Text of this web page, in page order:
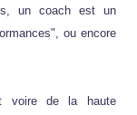
un coach est un
ou encore
voire de la haute